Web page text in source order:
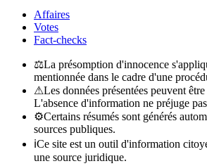
Affaires
Votes
Fact-checks
⚖La présomption d'innocence
mentionnée dans le cadre d'une
⚠Les données présentées peuvent
L'absence d'information ne préjuge
⚙Certains résumés sont générés
sources publiques.
ℹCe site est un outil d'information
une source juridique.